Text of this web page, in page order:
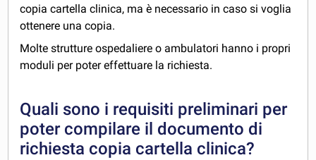
copia cartella clinica, ma è necessario in caso si voglia
ottenere una copia.
Molte strutture ospedaliere o ambulatori hanno i propri
moduli per poter effettuare la richiesta.
Quali sono i requisiti preliminari per
poter compilare il documento di
richiesta copia cartella clinica?